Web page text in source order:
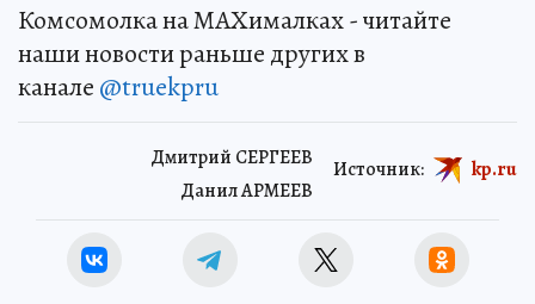
Комсомолка на MAXималках - читайте
наши новости раньше других в
канале @truekpru
Дмитрий СЕРГЕЕВ
Данил АРМЕЕВ
Источник: kp.ru